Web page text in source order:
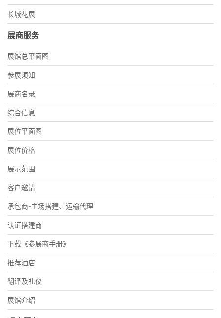
长城花展
展商服务
展馆总平面图
参展须知
展商名录
综合信息
展位平面图
展位价格
展示范围
客户邀请
承包商-主场搭建、运输代理
认证搭建商
下载《参展商手册》
推荐酒店
翻译及礼仪
展馆介绍